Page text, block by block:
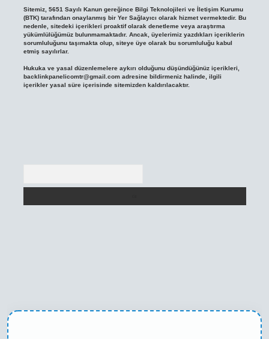
Sitemiz, 5651 Sayılı Kanun gereğince Bilgi Teknolojileri ve İletişim Kurumu
(BTK) tarafından onaylanmış bir Yer Sağlayıcı olarak hizmet vermektedir. Bu
nedenle, sitedeki içerikleri proaktif olarak denetleme veya araştırma
yükümlülüğümüz bulunmamaktadır. Ancak, üyelerimiz yazdıkları içeriklerin
sorumluluğunu taşımakta olup, siteye üye olarak bu sorumluluğu kabul
etmiş sayılırlar.
Hukuka ve yasal düzenlemelere aykırı olduğunu düşündüğünüz içerikleri,
backlinkpanelicomtr@gmail.comadresine bildirmeniz halinde, ilgili
içerikler yasal süre içerisinde sitemizden kaldırılacaktır.